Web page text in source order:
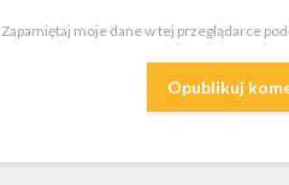
Zapamiętaj moje dane w tej przeglądarce